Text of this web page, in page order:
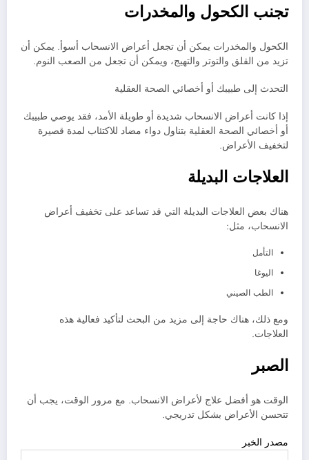
تجنب الكحول والمخدرات
الكحول والمخدرات يمكن أن تجعل أعراض الانسحاب أسوأ. يمكن أن
تزيد من القلق والتوتر والتهيج، ويمكن أن تجعل من الصعب النوم.
التحدث إلى طبيبك أو أخصائي الصحة العقلية
إذا كانت أعراض الانسحاب شديدة أو طويلة الأمد، فقد يوصي طبيبك
أو أخصائي الصحة العقلية بتناول دواء مضاد للاكتئاب لمدة قصيرة
لتخفيف الأعراض.
العلاجات البديلة
هناك بعض العلاجات البديلة التي قد تساعد على تخفيف أعراض
الانسحاب، مثل:
التأمل
اليوغا
الطب الصيني
ومع ذلك، هناك حاجة إلى مزيد من البحث لتأكيد فعالية هذه
العلاجات.
الصبر
الوقت هو أفضل علاج لأعراض الانسحاب. مع مرور الوقت، يجب أن
تتحسن الأعراض بشكل تدريجي.
مصدر الخبر